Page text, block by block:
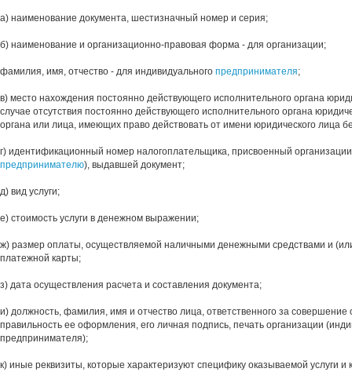
а) наименование документа, шестизначный номер и серия;
б) наименование и организационно-правовая форма - для организации;
фамилия, имя, отчество - для индивидуального предпринимателя;
в) место нахождения постоянно действующего исполнительного органа
случае отсутствия постоянно действующего исполнительного органа
органа или лица, имеющих право действовать от имени юридического лица
г) идентификационный номер налогоплательщика, присвоенный
предпринимателю), выдавшей документ;
д) вид услуги;
е) стоимость услуги в денежном выражении;
ж) размер оплаты, осуществляемой наличными денежными средствами и
платежной карты;
з) дата осуществления расчета и составления документа;
и) должность, фамилия, имя и отчество лица, ответственного за совершение
правильность ее оформления, его личная подпись, печать организации
предпринимателя);
к) иные реквизиты, которые характеризуют специфику оказываемой услуги и